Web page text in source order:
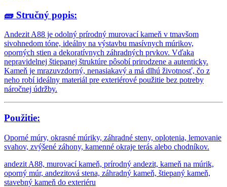
🧱 Stručný popis:
Andezit A88 je odolný prírodný murovací kameň v tmavšom
sivohnedom tóne, ideálny na výstavbu masívnych múrikov,
oporných stien a dekoratívnych záhradných prvkov. Vďaka
nepravidelnej štiepanej štruktúre pôsobí prirodzene a autenticky.
Kameň je mrazuvzdorný, nenasiakavý a má dlhú životnosť, čo z
neho robí ideálny materiál pre exteriérové použitie bez potreby
náročnej údržby.
Použitie:
Oporné múry, okrasné múriky, záhradné steny, oplotenia, lemovanie
svahov, zvýšené záhony, kamenné okraje terás alebo chodníkov.
andezit A88, murovací kameň, prírodný andezit, kameň na múrik,
oporný múr, andezitová stena, záhradný kameň, štiepaný kameň,
stavebný kameň do exteriéru